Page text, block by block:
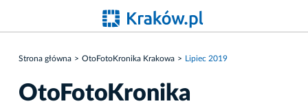
Strona główna OtoFotoKronika Krakowa Lipiec 2019
OtoFotoKronika